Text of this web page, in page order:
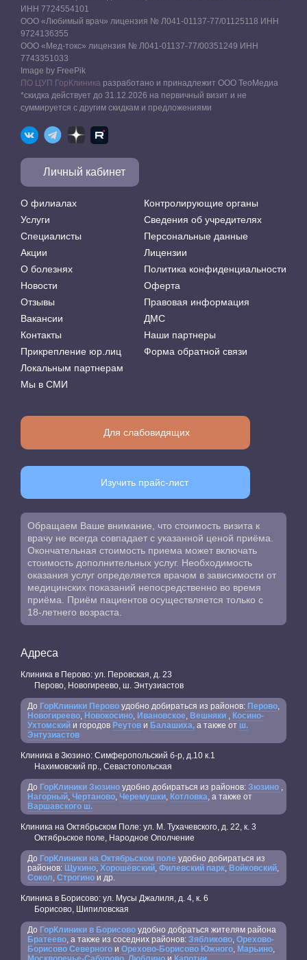
ИНН 7724554101
ООО «Любимый врач» лицензия № Л041-01137-77/01125118 ИНН
9724136355
ООО «Мед-токс» лицензия № Л041-01137-77/00351249 ИНН
7743351033
Image by FreePik
ПО ЦУП ГорКлиника разработано и принадлежит ООО ТеоМедиа
*скидка действует до 31.12.2026 на первичный визит и не
суммируется с другим скидкам и предложениями
О филиалах
Услуги
Специалисты
Акции
О болезнях
Новости
Отзывы
Вакансии
Контакты
Прикрепление юр.лиц
Локальным партнерам
Мы в СМИ
Контролирующие органы
Сведения об учредителях
Персональные данные
Лицензии
Политика конфиденциальности
Оферта
Правовая информация
ДМС
Наши партнеры
Форма обратной связи
Личный кабинет
Для слабовидящих
Изучить прайс-лист
Обращаем Ваше внимание, что стоимость визита к
врачу не всегда совпадает с указанной ценой приёма.
Окончательная стоимость приема может включать
стоимость дополнительных услуг. Необходимость
оказания услуг определяется врачом в зависимости от
медицинских показаний непосредственно во время
приёма. Приём пациентов осуществляется только с
18-летнего возраста.
Адреса
Клиника в Перово: ул. Перовская, д. 23
Перово, Новогиреево, ш. Энтузиастов
До ГорКлиники Перово удобно добираться из районов: Перово,
Новогиреево, Новокосино, Ивановское, Вешняки , Косино-
Ухтомский и городов Реутов и Балашиха, а также от ш.
Энтузиастов
Клиника в Зюзино: Симферопольский б-р, д.10 к.1
Нахимовский пр., Севастопольская
До ГорКлиники Зюзино удобно добираться из районов: Зюзино ,
Нагорный, Чертаново, Черемушки, Котловка, а также от
Варшавского ш.
Клиника на Октябрьском Поле: ул. М. Тухачевского, д. 22, к. 3
Октябрьское поле, Народное Ополчение
До ГорКлиники на Октябрьском поле удобно добираться из
районов: Щукино, Хорошёвский, Филевский парк, Войковский,
Сокол, Строгино и др.
Клиника в Борисово: ул. Мусы Джалиля, д. 4, к. 6
Борисово, Шипиловская
До ГорКлиники в Борисово удобно добраться жителям района
Братеево, а также из соседних районов: Зябликово, Орехово-
Борисово Северного и Орехово-Борисово Южного, Марьино,